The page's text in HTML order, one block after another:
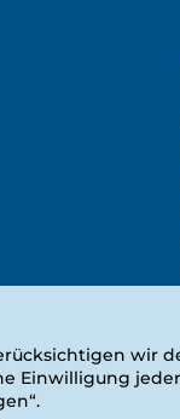
wir
Einwilligung